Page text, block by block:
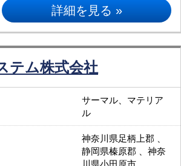
詳細を見る »
テム株式会社
サーマル、マテリア
ル
神奈川県足柄上郡 、
静岡県榛原郡 、神奈
川県小田原市